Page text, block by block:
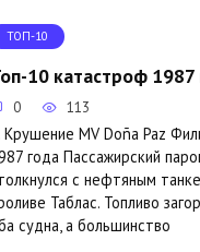
ТОП-10
10 катастроф 1987
0 113
Крушение MV Doña Paz
года Пассажирский
с нефтяным
Таблас. Топливо
судна, а большинство